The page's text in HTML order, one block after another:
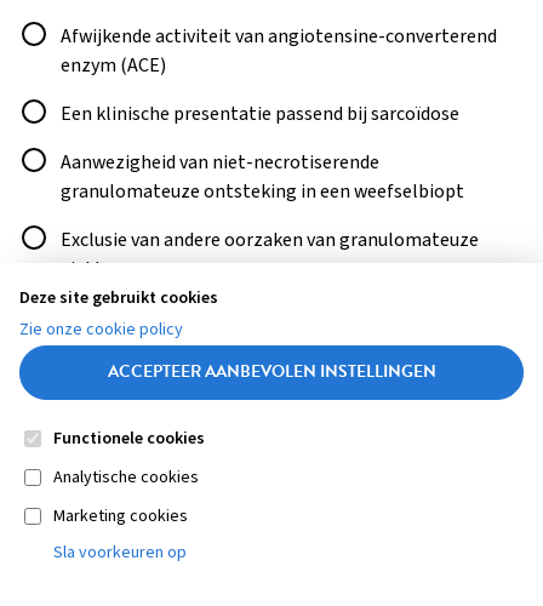
Antwoord
Afwijkende activiteit van angiotensine-converterend
enzym (ACE)
Een klinische presentatie passend bij sarcoïdose
Aanwezigheid van niet-necrotiserende
granulomateuze ontsteking in een weefselbiopt
Exclusie van andere oorzaken van granulomateuze
ziekte
ANTWOORD CONTROLEREN
Footer
navigation
Contact
Deze site gebruikt cookies
Zie onze cookie policy
ACCEPTEER AANBEVOLEN INSTELLINGEN
Functionele cookies
Analytische cookies
Marketing cookies
Sla voorkeuren op